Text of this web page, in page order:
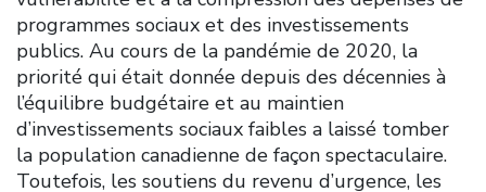
programmes sociaux et des investissements
publics. Au cours de la pandémie de 2020, la
priorité qui était donnée depuis des décennies à
l’équilibre budgétaire et au maintien
d’investissements sociaux faibles a laissé tomber
la population canadienne de façon spectaculaire.
Toutefois, les soutiens du revenu d’urgence, les